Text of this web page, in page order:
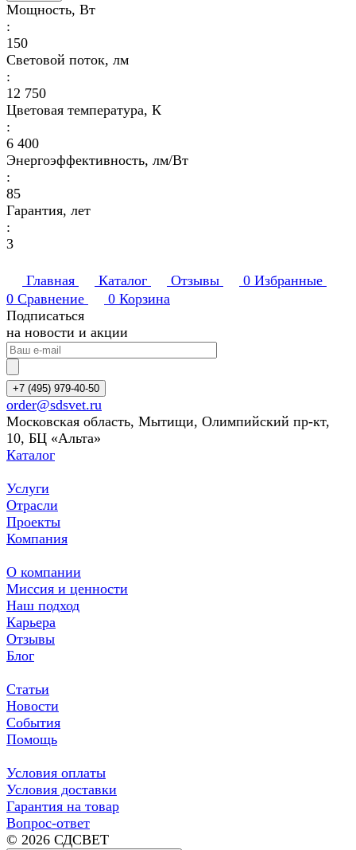
Мощность, Вт
:
150
Световой поток, лм
:
12 750
Цветовая температура, К
:
6 400
Энергоэффективность, лм/Вт
:
85
Гарантия, лет
:
3
Главная Каталог Отзывы 0 Избранные
0 Сравнение 0 Корзина
Подписаться
на новости и акции
+7 (495) 979-40-50
order@sdsvet.ru
Московская область, Мытищи, Олимпийский пр-кт,
10, БЦ «Альта»
Каталог
Услуги
Отрасли
Проекты
Компания
О компании
Миссия и ценности
Наш подход
Карьера
Отзывы
Блог
Статьи
Новости
События
Помощь
Условия оплаты
Условия доставки
Гарантия на товар
Вопрос-ответ
© 2026 СДСВЕТ